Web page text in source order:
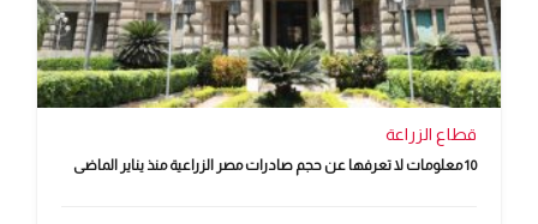
قطاع الزراعة
10 معلومات لا تعرفها عن حجم صادرات مصر الزراعية منذ يناير الماضى